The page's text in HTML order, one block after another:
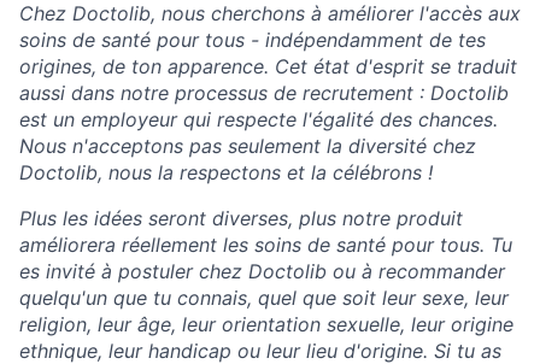
Chez Doctolib, nous cherchons à améliorer l'accès aux
soins de santé pour tous - indépendamment de tes
origines, de ton apparence. Cet état d'esprit se traduit
aussi dans notre processus de recrutement : Doctolib
est un employeur qui respecte l'égalité des chances.
Nous n'acceptons pas seulement la diversité chez
Doctolib, nous la respectons et la célébrons !
Plus les idées seront diverses, plus notre produit
améliorera réellement les soins de santé pour tous. Tu
es invité à postuler chez Doctolib ou à recommander
quelqu'un que tu connais, quel que soit leur sexe, leur
religion, leur âge, leur orientation sexuelle, leur origine
ethnique, leur handicap ou leur lieu d'origine. Si tu as